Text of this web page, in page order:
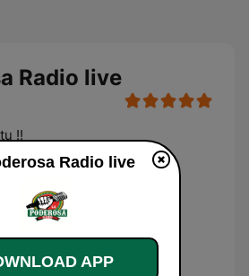
Radio live
!!
30 days
Radio live
APP